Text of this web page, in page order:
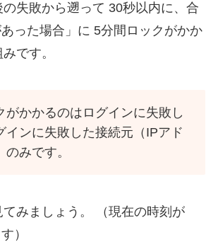
失敗から遡って 30秒以内に、合
った場合」に 5分間ロックがかか
です。
がかかるのはログインに失敗し
インに失敗した接続元（IPアド
のみです。
みましょう。 （現在の時刻が
）